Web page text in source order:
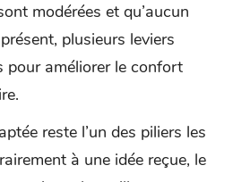
modérées et qu’aucun
plusieurs leviers
pour améliorer le confort
reste l’un des piliers les
à une idée reçue, le